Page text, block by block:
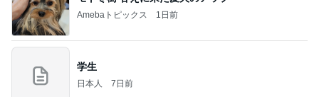
Amebaトピックス 1日前
学生
日本人 7日前